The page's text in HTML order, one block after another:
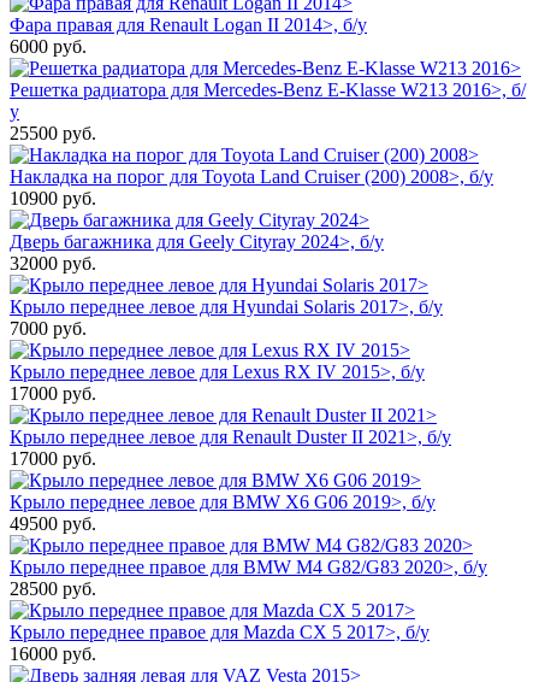
Фара правая для Renault Logan II 2014>, б/у
6000 руб.
Решетка радиатора для Mercedes-Benz E-Klasse W213 2016>, б/
у
25500 руб.
Накладка на порог для Toyota Land Cruiser (200) 2008>, б/у
10900 руб.
Дверь багажника для Geely Cityray 2024>, б/у
32000 руб.
Крыло переднее левое для Hyundai Solaris 2017>, б/у
7000 руб.
Крыло переднее левое для Lexus RX IV 2015>, б/у
17000 руб.
Крыло переднее левое для Renault Duster II 2021>, б/у
17000 руб.
Крыло переднее левое для BMW X6 G06 2019>, б/у
49500 руб.
Крыло переднее правое для BMW M4 G82/G83 2020>, б/у
28500 руб.
Крыло переднее правое для Mazda CX 5 2017>, б/у
16000 руб.